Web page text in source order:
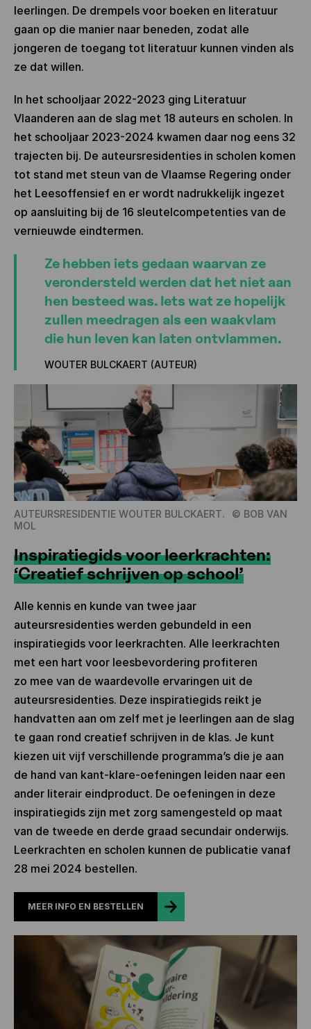
leerlingen. De drempels voor boeken en literatuur
gaan op die manier naar beneden, zodat alle
jongeren de toegang tot literatuur kunnen vinden als
ze dat willen.
In het schooljaar 2022-2023 ging Literatuur
Vlaanderen aan de slag met 18 auteurs en scholen. In
het schooljaar 2023-2024 kwamen daar nog eens 32
trajecten bij. De auteursresidenties in scholen komen
tot stand met steun van de Vlaamse Regering onder
het Leesoffensief en er wordt nadrukkelijk ingezet
op aansluiting bij de 16 sleutelcompetenties van de
vernieuwde eindtermen.
Ze hebben iets gedaan waarvan ze
verondersteld werden dat het niet aan
hen besteed was. Iets wat ze hopelijk
zullen meedragen als een waakvlam
die hun leven kan laten ontvlammen.
WOUTER BULCKAERT (AUTEUR)
AUTEURSRESIDENTIE WOUTER BULCKAERT. © BOB VAN
MOL
Inspiratiegids voor leerkrachten:
‘Creatief schrijven op school’
Alle kennis en kunde van twee jaar
auteursresidenties werden gebundeld in een
inspiratiegids voor leerkrachten. Alle leerkrachten
met een hart voor leesbevordering profiteren
zo mee van de waardevolle ervaringen uit de
auteursresidenties. Deze inspiratiegids reikt je
handvatten aan om zelf met je leerlingen aan de slag
te gaan rond creatief schrijven in de klas. Je kunt
kiezen uit vijf verschillende programma’s die je aan
de hand van kant-klare-oefeningen leiden naar een
ander literair eindproduct. De oefeningen in deze
inspiratiegids zijn met zorg samengesteld op maat
van de tweede en derde graad secundair onderwijs.
Leerkrachten en scholen kunnen de publicatie vanaf
28 mei 2024 bestellen.
MEER INFO EN BESTELLEN